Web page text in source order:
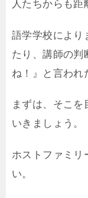
人たちからも距
語学学校により
たり、講師の判
ね！』と言われ
まずは、そこ
いきましょう。
ホストファミリ
い。